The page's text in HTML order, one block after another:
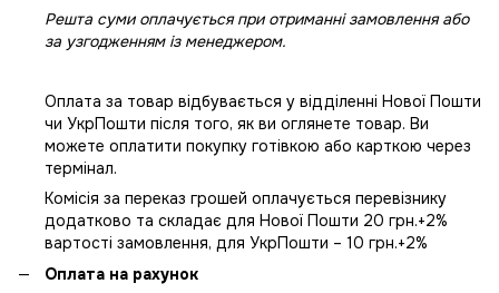
Решта суми оплачується при отриманні замовлення або
за узгодженням із менеджером.
Оплата за товар відбувається у відділенні Нової Пошти
чи УкрПошти після того, як ви оглянете товар. Ви
можете оплатити покупку готівкою або карткою через
термінал.
Комісія за переказ грошей оплачується перевізнику
додатково та складає для Нової Пошти 20 грн.+2%
вартості замовлення, для УкрПошти – 10 грн.+2%
Оплата на рахунок